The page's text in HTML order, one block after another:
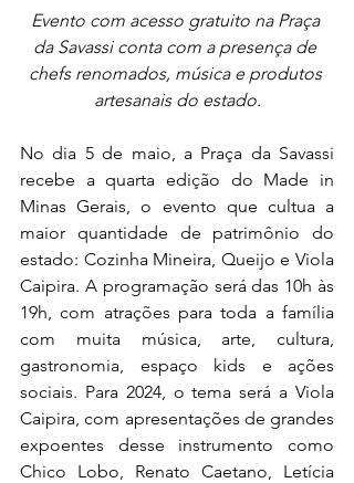
Evento com acesso gratuito na Praça
da Savassi conta com a presença de
chefs renomados, música e produtos
artesanais do estado.
No dia 5 de maio, a Praça da Savassi
recebe a quarta edição
Minas Gerais, o evento que cultua a
maior quantidade de patrimônio do
estado: Cozinha Mineira, Queijo e Viola
Caipira. A programação será das 10h às
19h, com atrações para toda a família
com muita música, arte, cultura,
gastronomia, espaço kids e ações
sociais. Para 2024, o tema será a Viola
Caipira, com apresentações de grandes
expoentes desse instrumento como
Chico Lobo, Renato Caetano, Letícia